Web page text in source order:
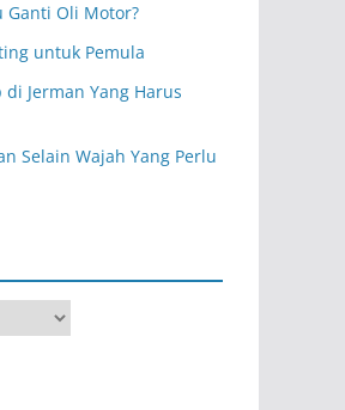
Ganti Oli Motor?
untuk Pemula
Jerman Yang Harus
Selain Wajah Yang Perlu